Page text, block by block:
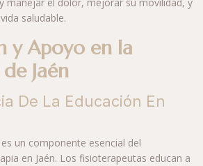
saludable.
y Apoyo en la
Jaén
De La Educación En
un componente esencial del
en Jaén. Los fisioterapeutas educan a